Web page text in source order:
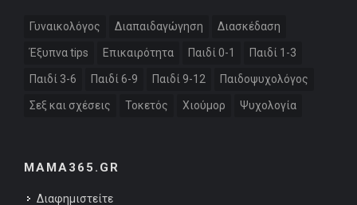
Γυναικολόγος Διαπαιδαγώγηση Διασκέδαση
Έξυπνα tips Επικαιρότητα Παιδί 0-1 Παιδί 1-3
Παιδί 3-6 Παιδί 6-9 Παιδί 9-12 Παιδοψυχολόγος
Σεξ και σχέσεις Τοκετός Χιούμορ Ψυχολογία
MAMA365.GR
Διαφημιστείτε